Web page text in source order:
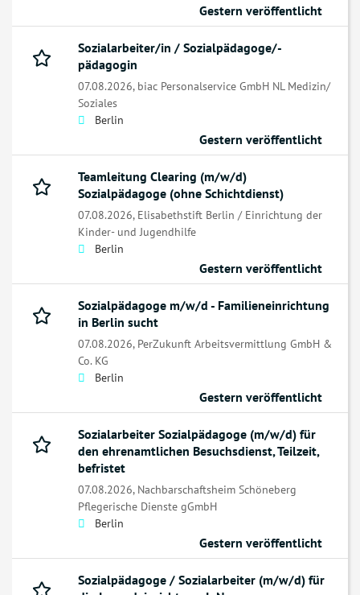
Gestern veröffentlicht
Sozialarbeiter/in / Sozialpädagoge/-
pädagogin
07.08.2026, biac Personalservice GmbH NL Medizin/
Soziales
Berlin
Gestern veröffentlicht
Teamleitung Clearing (m/w/d)
Sozialpädagoge (ohne Schichtdienst)
07.08.2026, Elisabethstift Berlin / Einrichtung der
Kinder- und Jugendhilfe
Berlin
Gestern veröffentlicht
Sozialpädagoge m/w/d - Familieneinrichtung
in Berlin sucht
07.08.2026, PerZukunft Arbeitsvermittlung GmbH &
Co. KG
Berlin
Gestern veröffentlicht
Sozialarbeiter Sozialpädagoge (m/w/d) für
den ehrenamtlichen Besuchsdienst, Teilzeit,
befristet
07.08.2026, Nachbarschaftsheim Schöneberg
Pflegerische Dienste gGmbH
Berlin
Gestern veröffentlicht
Sozialpädagoge / Sozialarbeiter (m/w/d) für